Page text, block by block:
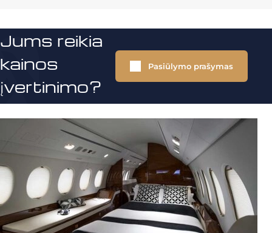
Jums reikia
kainos
įvertinimo?
Pasiūlymo prašymas